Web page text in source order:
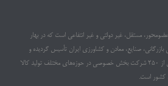
مستقل، غیر دولتی و غیر انتفاعی است که در بهار
ثبت ۳۱۴۵۳ در اتاق بازرگانی، صنایع، معادن و کشاورزی ایران تأسیس گردیده و
یگانه تشکل اقتصادی تخصصی با بیش از ۲۵۰ شرکت بخش خصوصی در حوزه‌های مختلف تولید کالا
کشور است.